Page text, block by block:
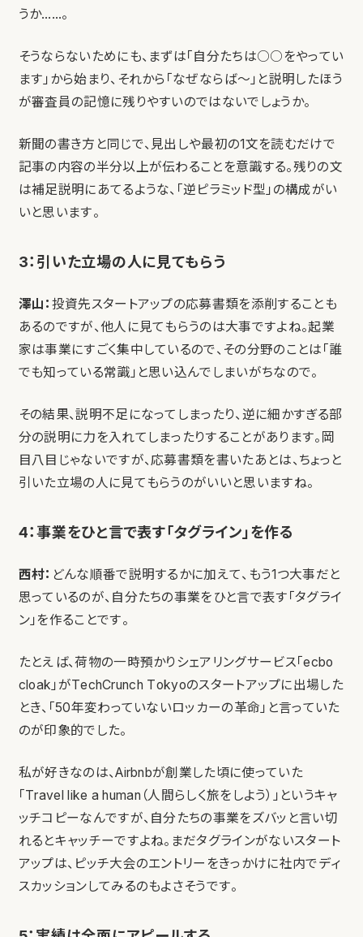
うか……。
そうならないためにも、まずは「自分たちは○○をやってい
ます」から始まり、それから「なぜならば〜」と説明したほう
が審査員の記憶に残りやすいのではないでしょうか。
新聞の書き方と同じで、見出しや最初の1文を読むだけで
記事の内容の半分以上が伝わることを意識する。残りの文
は補足説明にあてるような、「逆ピラミッド型」の構成がい
いと思います。
3：引いた立場の人に見てもらう
澤山： 投資先スタートアップの応募書類を添削することも
あるのですが、他人に見てもらうのは大事ですよね。起業
家は事業にすごく集中しているので、その分野のことは「誰
でも知っている常識」と思い込んでしまいがちなので。
その結果、説明不足になってしまったり、逆に細かすぎる部
分の説明に力を入れてしまったりすることがあります。岡
目八目じゃないですが、応募書類を書いたあとは、ちょっと
引いた立場の人に見てもらうのがいいと思いますね。
4：事業をひと言で表す「タグライン」を作る
西村： どんな順番で説明するかに加えて、もう1つ大事だと
思っているのが、自分たちの事業をひと言で表す「タグライ
ン」を作ることです。
たとえば、荷物の一時預かりシェアリングサービス「ecbo
cloak」がTechCrunch Tokyoのスタートアップに出場した
とき、「50年変わっていないロッカーの革命」と言っていた
のが印象的でした。
私が好きなのは、Airbnbが創業した頃に使っていた
「Travel like a human（人間らしく旅をしよう）」というキャ
ッチコピーなんですが、自分たちの事業をズバッと言い切
れるとキャッチーですよね。まだタグラインがないスタート
アップは、ピッチ大会のエントリーをきっかけに社内でディ
スカッションしてみるのもよさそうです。